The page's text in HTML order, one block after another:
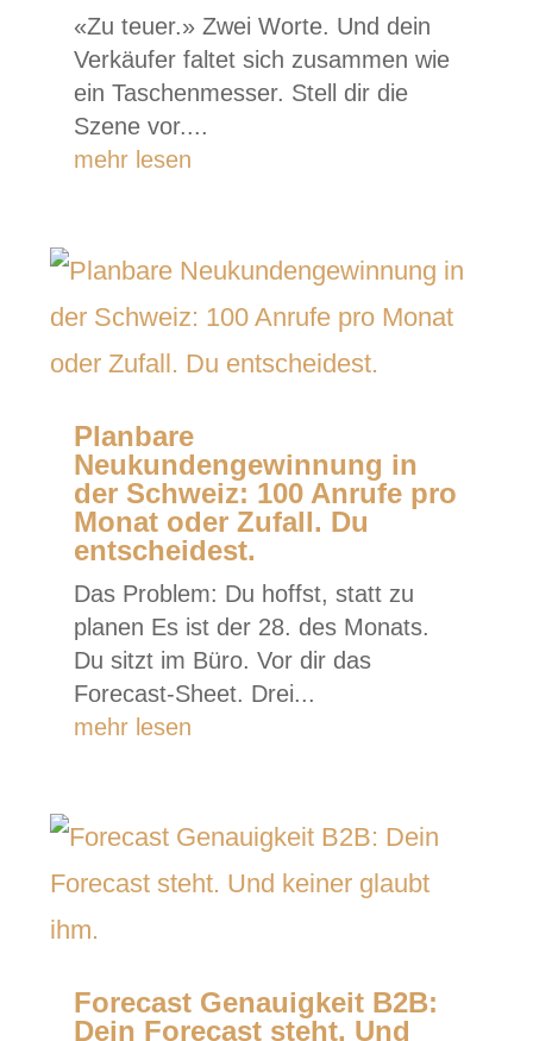
«Zu teuer.» Zwei Worte. Und dein
Verkäufer faltet sich zusammen wie
ein Taschenmesser. Stell dir die
Szene vor....
mehr lesen
Planbare
Neukundengewinnung in
der Schweiz: 100 Anrufe pro
Monat oder Zufall. Du
entscheidest.
Das Problem: Du hoffst, statt zu
planen Es ist der 28. des Monats.
Du sitzt im Büro. Vor dir das
Forecast-Sheet. Drei...
mehr lesen
Forecast Genauigkeit B2B:
Dein Forecast steht. Und